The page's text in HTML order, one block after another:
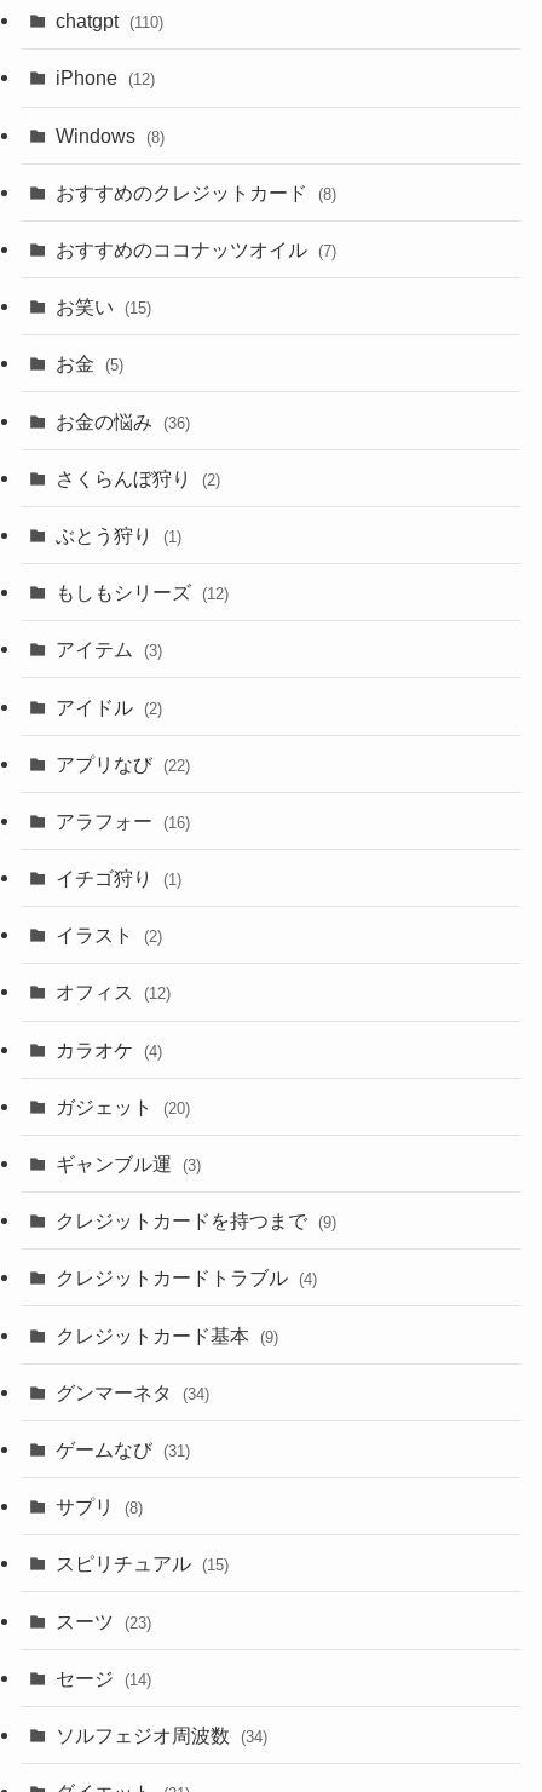
chatgpt (110)
iPhone (12)
Windows (8)
おすすめのクレジットカード (8)
おすすめのココナッツオイル (7)
お笑い (15)
お金 (5)
お金の悩み (36)
さくらんぼ狩り (2)
ぶとう狩り (1)
もしもシリーズ (12)
アイテム (3)
アイドル (2)
アプリなび (22)
アラフォー (16)
イチゴ狩り (1)
イラスト (2)
オフィス (12)
カラオケ (4)
ガジェット (20)
ギャンブル運 (3)
クレジットカードを持つまで (9)
クレジットカードトラブル (4)
クレジットカード基本 (9)
グンマーネタ (34)
ゲームなび (31)
サプリ (8)
スピリチュアル (15)
スーツ (23)
セージ (14)
ソルフェジオ周波数 (34)